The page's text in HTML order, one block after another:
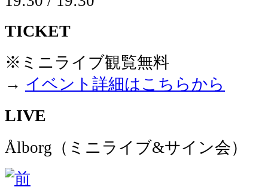
TICKET
※ミニライブ観覧無料
→ イベント詳細はこちらから
LIVE
Ålborg（ミニライブ&サイン会）